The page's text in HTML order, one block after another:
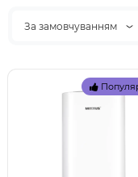
За замовчуванням